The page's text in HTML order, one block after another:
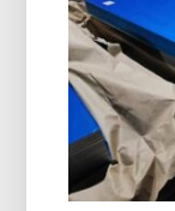
8011 La
tappi di